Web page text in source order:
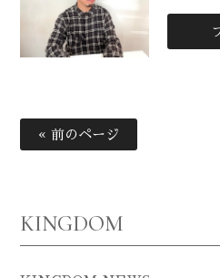
« 前のページ
KINGDOM